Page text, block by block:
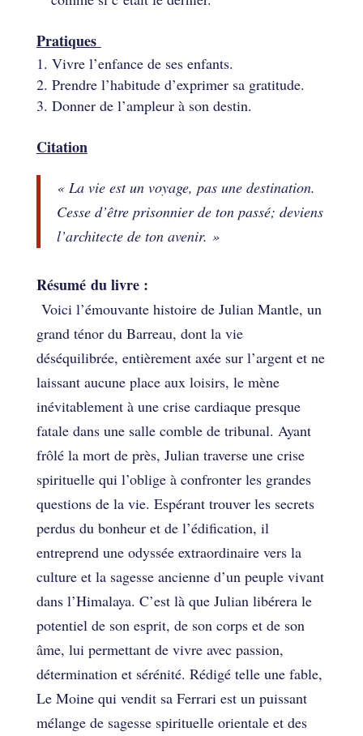
Pratiques
Vivre l’enfance de ses enfants.
Prendre l’habitude d’exprimer sa gratitude.
Donner de l’ampleur à son destin.
Citation
« La vie est un voyage, pas une destination.
Cesse d’être prisonnier de ton passé; deviens
l’architecte de ton avenir. »
Résumé du livre :
Voici l’émouvante histoire de Julian Mantle, un
grand ténor du Barreau, dont la vie
déséquilibrée, entièrement axée sur l’argent et ne
laissant aucune place aux loisirs, le mène
inévitablement à une crise cardiaque presque
fatale dans une salle comble de tribunal. Ayant
frôlé la mort de près, Julian traverse une crise
spirituelle qui l’oblige à confronter les grandes
questions de la vie. Espérant trouver les secrets
perdus du bonheur et de l’édification, il
entreprend une odyssée extraordinaire vers la
culture et la sagesse ancienne d’un peuple vivant
dans l’Himalaya. C’est là que Julian libérera le
potentiel de son esprit, de son corps et de son
âme, lui permettant de vivre avec passion,
détermination et sérénité. Rédigé telle une fable,
Le Moine qui vendit sa Ferrari est un puissant
mélange de sagesse spirituelle orientale et des